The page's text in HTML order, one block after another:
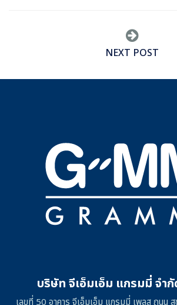
NEXT POST
บริษัท จีเอ็มเอ็ม แกรมมี่ จำ